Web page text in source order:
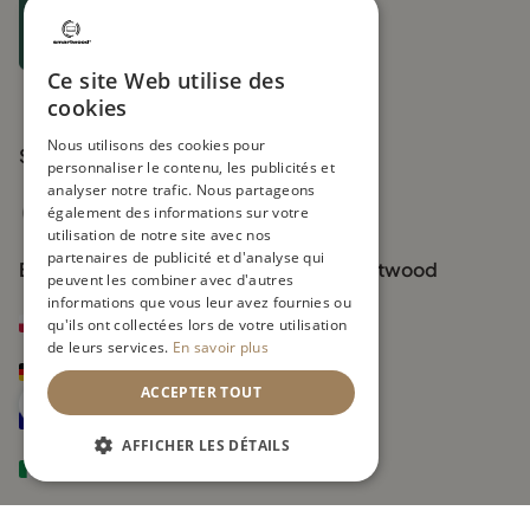
Les modèles variés: lits superposés
et lits cabanes
Chez Smartwood, chaque famille trouve le lit parfait pour son
enfant. Parmi les modèles préférés, on retrouve:
Le lit superposé 180x90, idéal pour les fratries ou pour
accueillir des amis, spacieuse et adaptée aux enfants qui
grandissent vite
Le lit cabane 90x180, un véritable cocon de rêve qui stimule
l’imagination, alliant esthétisme et fonctionnalité pour un
espace à la fois cosy et pratique
Le lit 180x90, parfait pour offrir plus d’espace et de confort
aux enfants en pleine croissance
La magie des lits Smartwood
Chaque lit vendu chez Smartwood est plus qu’un simple meuble.
C’est un cocon où les enfants peuvent rêver, jouer et se sentir en
Suivez-nous
Boutiques officielles de la marque Smartwood
smartwood.pl
smartwood.de
smartwoodkids.fr
Ce site Web utilise des
cookies
Nous utilisons des cookies pour
personnaliser le contenu, les publicités et
analyser notre trafic. Nous partageons
également des informations sur votre
utilisation de notre site avec nos
partenaires de publicité et d'analyse qui
peuvent les combiner avec d'autres
informations que vous leur avez fournies ou
qu'ils ont collectées lors de votre utilisation
de leurs services. En savoir plus
ACCEPTER TOUT
AFFICHER LES DÉTAILS